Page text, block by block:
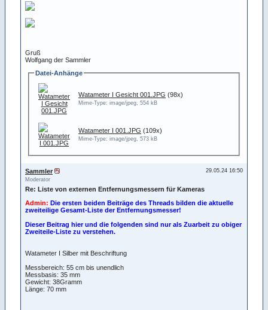
Gruß
Wolfgang der Sammler
Datei-Anhänge
Watameter I Gesicht 001.JPG (98x)
Mime-Type: image/jpeg, 554 kB
Watameter I 001.JPG (109x)
Mime-Type: image/jpeg, 573 kB
29.05.24 16:50
Sammler
Moderator
Re: Liste von externen Entfernungsmessern für Kameras
Admin: Die ersten beiden Beiträge des Threads bilden die aktuelle
zweiteilige Gesamt-Liste der Entfernungsmesser!
Dieser Beitrag hier und die folgenden sind nur als Zuarbeit zu obiger
Zweiteile-Liste zu verstehen.
Watameter I Silber mit Beschriftung
Messbereich: 55 cm bis unendlich
Messbasis: 35 mm
Gewicht: 38Gramm
Länge: 70 mm